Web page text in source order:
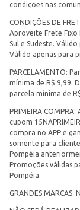
condições nas
CONDIÇÕES DE
Aproveite Frete Fixo
Sul e Sudeste.
Válido apenas para
PARCELAMENTO:
mínima de R$ 9,99.
parcela mínima de
PRIMEIRA
cupom
compra no APP e
somente para
Pompéia
Promoções válidas
Pompéia.
GRANDES